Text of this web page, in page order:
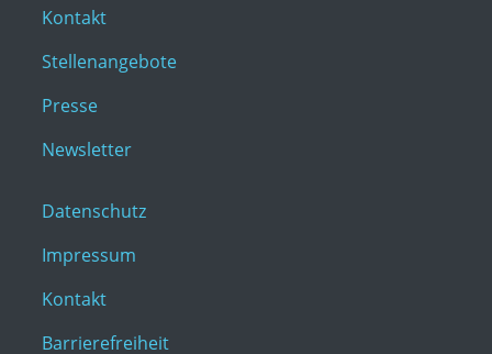
Kontakt
Stellenangebote
Presse
Newsletter
Datenschutz
Impressum
Kontakt
Barrierefreiheit